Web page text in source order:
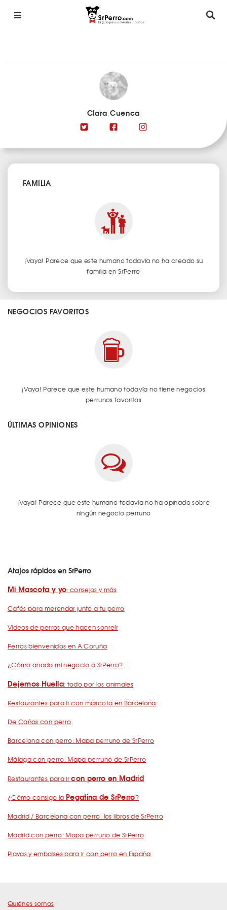
Clara Cuenca
FAMILIA
¡Vaya! Parece que este humano todavía no ha creado su
familia en SrPerro
NEGOCIOS FAVORITOS
¡Vaya! Parece que este humano todavía no tiene negocios
perrunos favoritos
ÚLTIMAS OPINIONES
¡Vaya! Parece que este humano todavía no ha opinado sobre
ningún negocio perruno
Atajos rápidos en SrPerro
Mi Mascota y yo: consejos y más
Cafés para merendar junto a tu perro
Vídeos de perros que hacen sonreír
Perros bienvenidos en A Coruña
¿Cómo añado mi negocio a SrPerro?
Dejemos Huella: todo por los animales
Restaurantes para ir con mascota en Barcelona
De Cañas con perro
Barcelona con perro: Mapa perruno de SrPerro
Málaga con perro: Mapa perruno de SrPerro
Restaurantes para ircon perro en Madrid
¿Cómo consigo la Pegatina de SrPerro?
Madrid / Barcelona con perro: los libros de SrPerro
Madrid con perro: Mapa perruno de SrPerro
Playas y embalses para ir con perro en España
Quiénes somos